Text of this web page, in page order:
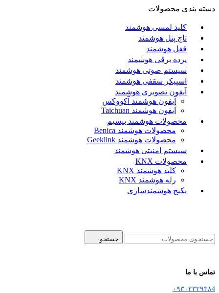
دسته بندی محصولات
کلید لمسی هوشمند
تاچ پنل هوشمند
قفل هوشمند
پرده برقی هوشمند
سیستم صوتی هوشمند
اسپیکر سقفی هوشمند
آیفون تصویری هوشمند
آيفون هوشمند آکووکس
آیفون هوشمند Taichuan
محصولات هوشمند بیسیم
محصولات هوشمند Benica
محصولات هوشمند Geeklink
سیستم امنیتی هوشمند
محصولات KNX
کلید هوشمند KNX
رله هوشمند KNX
پکیج هوشمندسازی
جستجو
تماس با ما
۰۹۳۰۲۳۲۹۳۸4